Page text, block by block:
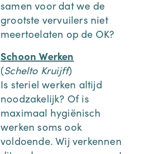
samen voor dat we de
grootste vervuilers niet
meertoelaten op de OK?
Schoon Werken
(Schelto Kruijff)
Is steriel werken altijd
noodzakelijk? Of is
maximaal hygiënisch
werken soms ook
voldoende. Wij verkennen